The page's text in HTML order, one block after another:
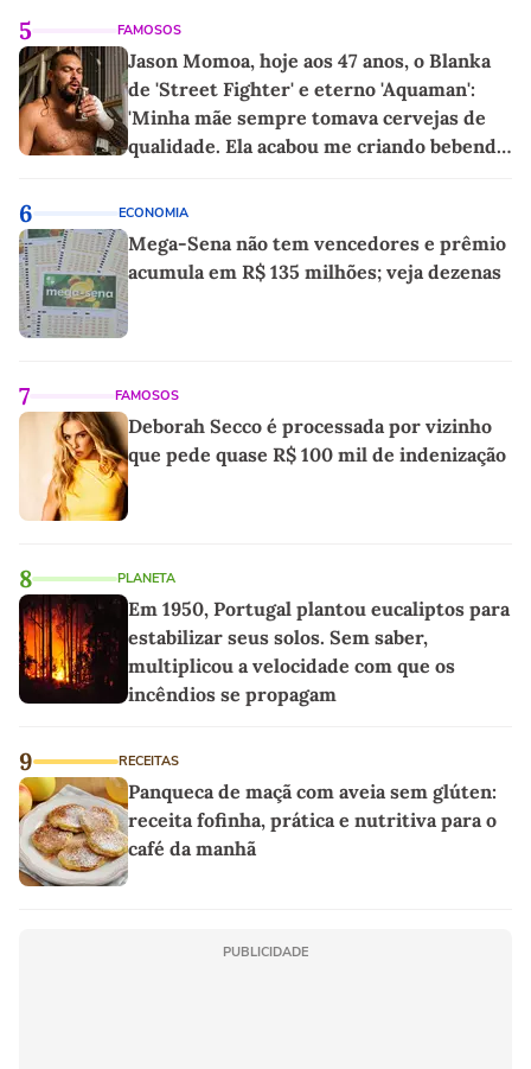
5 FAMOSOS
Jason Momoa, hoje aos 47 anos, o Blanka
de 'Street Fighter' e eterno 'Aquaman':
'Minha mãe sempre tomava cervejas de
qualidade. Ela acabou me criando bebendo
6 ECONOMIA
Mega-Sena não tem vencedores e prêmio
acumula em R$ 135 milhões; veja dezenas
7 FAMOSOS
Deborah Secco é processada por vizinho
que pede quase R$ 100 mil de indenização
8 PLANETA
Em 1950, Portugal plantou eucaliptos para
estabilizar seus solos. Sem saber,
multiplicou a velocidade com que os
incêndios se propagam
9 RECEITAS
Panqueca de maçã com aveia sem glúten:
receita fofinha, prática e nutritiva para o
café da manhã
PUBLICIDADE